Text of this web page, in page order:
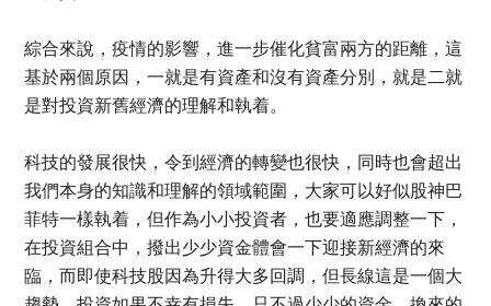
綜合來說，疫情的影響，進一步催化貧富兩方的距離，這
基於兩個原因，一就是有資產和沒有資產分別，就是二就
是對投資新舊經濟的理解和執着。
科技的發展很快，令到經濟的轉變也很快，同時也會超出
我們本身的知識和理解的領域範圍，大家可以好似股神巴
菲特一樣執着，但作為小小投資者，也要適應調整一下，
在投資組合中，撥出少少資金體會一下迎接新經濟的來
臨，而即使科技股因為升得大多回調，但長線這是一個大